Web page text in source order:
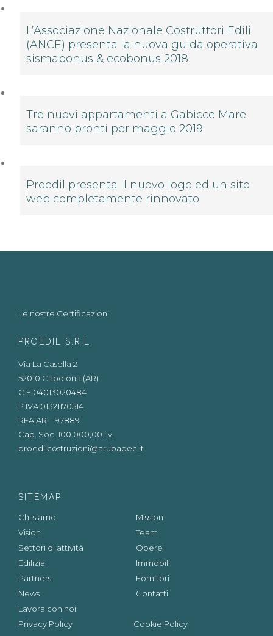
L’Associazione Nazionale Costruttori Edili
(ANCE) presenta la nuova guida operativa
sismabonus & ecobonus 2018
Tre nuovi appartamenti a Gabicce Mare
saranno pronti per maggio 2019
Proedil presenta il nuovo logo ed un sito
web completamente rinnovato
Le nostre Certificazioni
PROEDIL S.R.L.
Via La Casella 2
52010 Capolona (AR)
C.F 04013020484
P.IVA 01321170514
REA AR – 97889
Cap. Soc. 100.000,00 i.v.
proedilcostruzioni@arubapec.it
SITEMAP
Chi siamo
Mission
Vision
Team
Settori di attività
Opere
Edilizia
Immobili
Partners
Fornitori
News
Contatti
Lavora con noi
Privacy Policy
Cookie Policy